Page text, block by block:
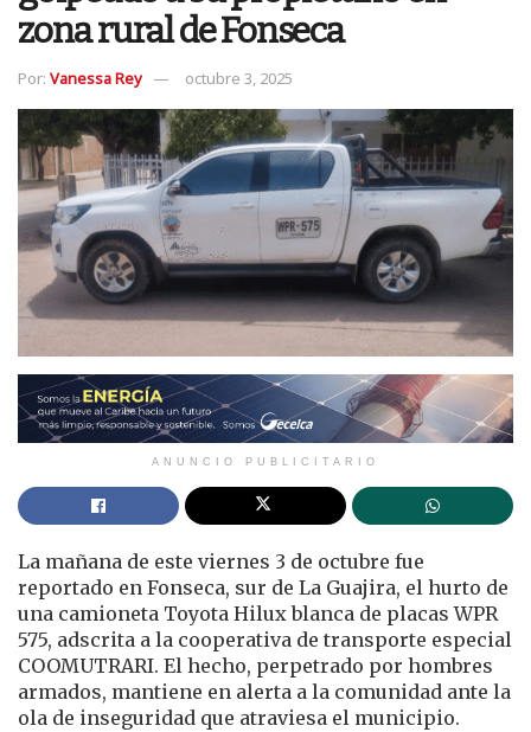
zona rural de Fonseca
Por: Vanessa Rey octubre 3, 2025
ANUNCIO PUBLICITARIO
La mañana de este viernes 3 de octubre fue
reportado en Fonseca, sur de La Guajira, el hurto de
una camioneta Toyota Hilux blanca de placas WPR
575, adscrita a la cooperativa de transporte especial
COOMUTRARI. El hecho, perpetrado por hombres
armados, mantiene en alerta a la comunidad ante la
ola de inseguridad que atraviesa el municipio.